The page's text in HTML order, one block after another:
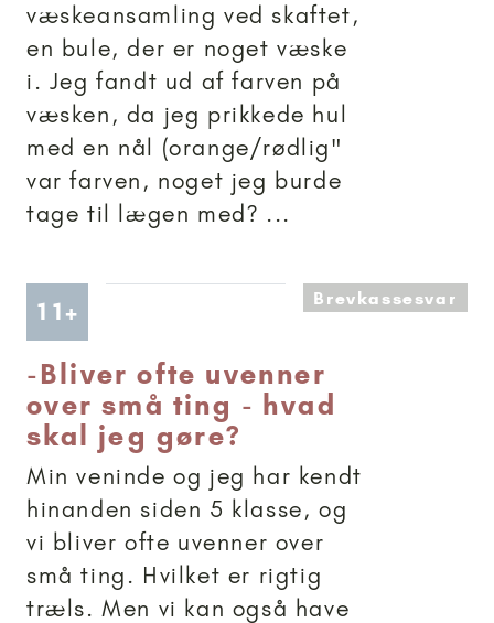
væskeansamling ved skaftet,
en bule, der er noget væske
i. Jeg fandt ud af farven på
væsken, da jeg prikkede hul
med en nål (orange/rødlig"
var farven, noget jeg burde
tage til lægen med? ...
11+ Artikler anbefalet til 11+Brevkassesvar
-Bliver ofte uvenner
over små ting - hvad
skal jeg gøre?
Min veninde og jeg har kendt
hinanden siden 5 klasse, og
vi bliver ofte uvenner over
små ting. Hvilket er rigtig
træls. Men vi kan også have